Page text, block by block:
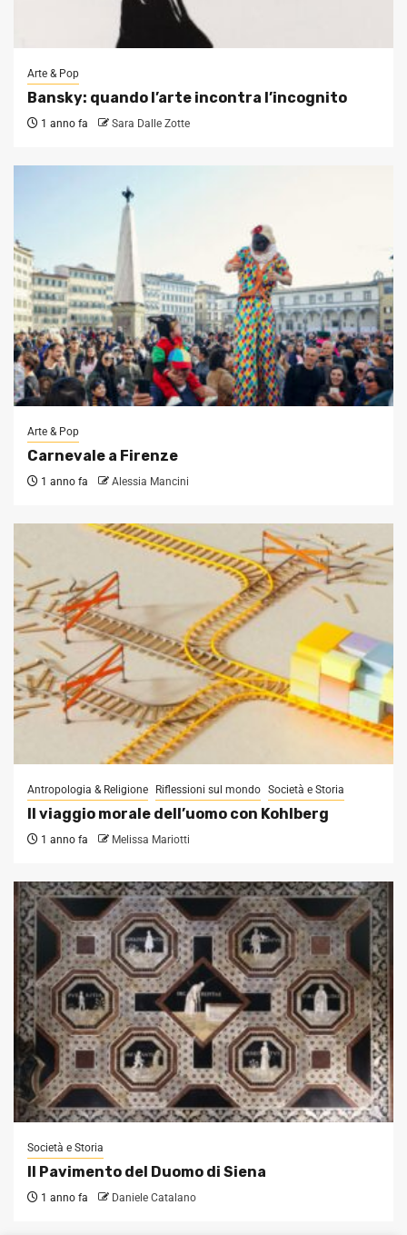
Arte & Pop
Bansky: quando l’arte incontra l’incognito
1 anno fa Sara Dalle Zotte
Arte & Pop
Carnevale a Firenze
1 anno fa Alessia Mancini
Antropologia & Religione Riflessioni sul mondo Società e Storia
Il viaggio morale dell’uomo con Kohlberg
1 anno fa Melissa Mariotti
Società e Storia
Il Pavimento del Duomo di Siena
1 anno fa Daniele Catalano